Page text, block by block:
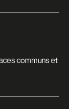
communs et